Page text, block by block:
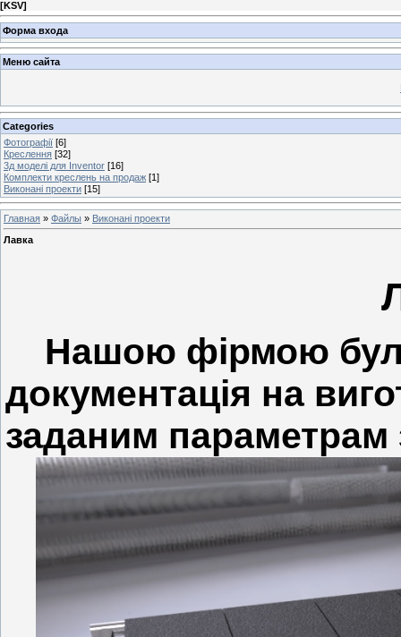
[KSV]
Форма входа
Меню сайта
Categories
Фотографії [6]
Креслення [32]
3д моделі для Inventor [16]
Комплекти креслень на продаж [1]
Виконані проекти [15]
Главная » Файлы » Виконані проекти
Лавка
Нашою фірмою
документація на
заданим параметрам